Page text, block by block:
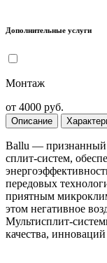
Дополнительные услуги
Монтаж
от 4000 руб.
Описание
Ballu — признанный
сплит-систем,
передовых
приятным
этом негативное
Мультисплит-
качества,